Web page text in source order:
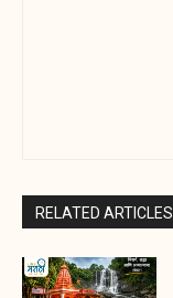
RELATED ARTICLES